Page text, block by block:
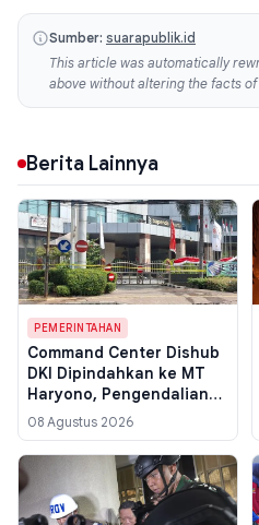
Sumber: suarapublik.id
This article was automatically
above without altering the facts
Berita Lainnya
PEMERINTAHAN
Command Center Dishub
DKI Dipindahkan ke MT
Haryono, Pengendalian
Lalu Lintas Terjaga Pasca
Kebakaran Bapenda
08 Agustus 2026